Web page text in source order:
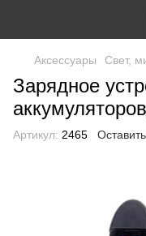
Аксессуары Свет,
Зарядное
Артикул: 2465